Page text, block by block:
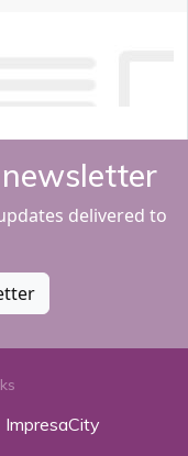
delivered to
ImpresaCity